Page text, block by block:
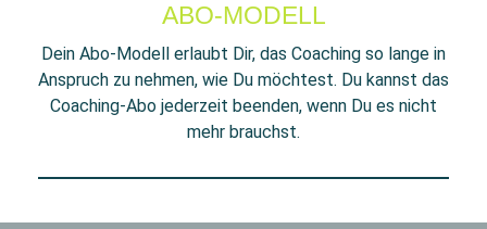
ABO-MODELL
Dein Abo-Modell erlaubt Dir, das Coaching so lange in
Anspruch zu nehmen, wie Du möchtest. Du kannst das
Coaching-Abo jederzeit beenden, wenn Du es nicht
mehr brauchst.